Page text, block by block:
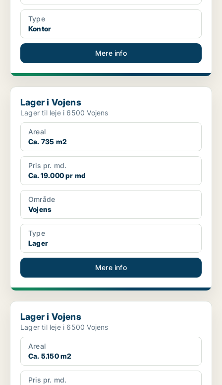
Type
Kontor
Mere info
Lager i Vojens
Lager i Vojens
Lager til leje i 6500 Vojens
Areal
Ca. 735 m2
Pris pr. md.
Ca. 19.000 pr md
Område
Vojens
Type
Lager
Mere info
Lager i Vojens
Lager i Vojens
Lager til leje i 6500 Vojens
Areal
Ca. 5.150 m2
Pris pr. md.